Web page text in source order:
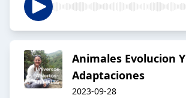
Animales Evolucion Y
Adaptaciones
2023-09-28